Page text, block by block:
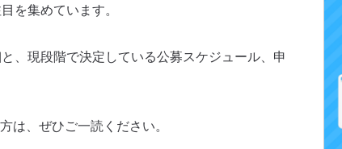
を集めています。
、現段階で決定している公募スケジュール、申
は、ぜひご一読ください。